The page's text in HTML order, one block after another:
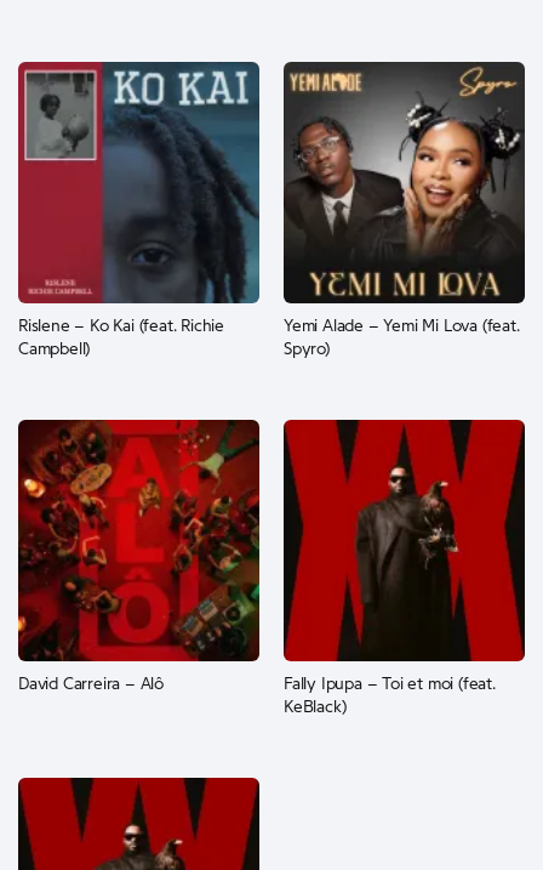
Rislene – Ko Kai (feat. Richie
Campbell)
Yemi Alade – Yemi Mi Lova (feat.
Spyro)
David Carreira – Alô
Fally Ipupa – Toi et moi (feat.
KeBlack)